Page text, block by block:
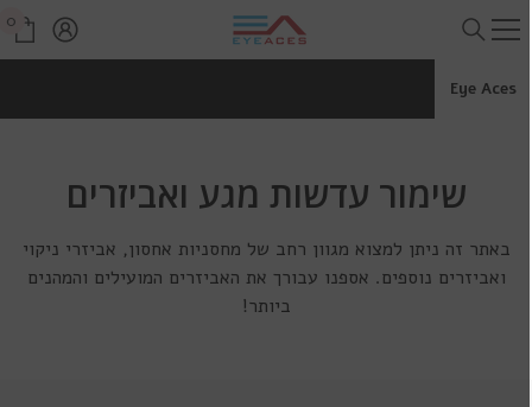
דלג לתוכן 0
0
Eye Aces
שימור עדשות מגע ואביזרים
באתר זה ניתן למצוא מגוון רחב של מחסניות אחסון, אביזרי ניקוי
ואביזרים נוספים. אספנו עבורך את האביזרים המועילים והמהנים
ביותר!